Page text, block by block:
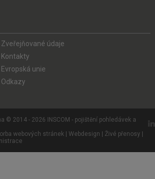
Zveřejňované údaje
Kontakty
Evropská unie
Odkazy
© 2014 - 2026 INSCOM - pojištění pohledávek a
webových stránek | Webdesign | Živé přenosy |